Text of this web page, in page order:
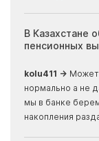
В Казахстане
пенсионных
kolu411 → Может
нормально а не
мы в банке
накопления